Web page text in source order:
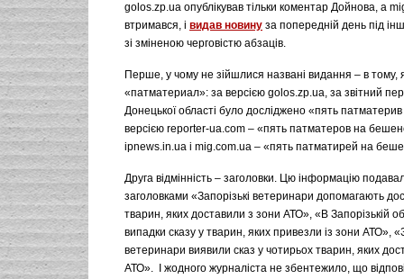
golos.zp.ua опублікував тільки коментар Дойнова, а
втримався, і видав новину за попередній день під
зі зміненою черговістю абзаців.
Перше, у чому не зійшлися названі видання – в тому,
«патматериал»: за версією golos.zp.ua, за звітний
Донецької області було досліджено «пять
версією reporter-ua.com – «пять патматеров на
ipnews.in.ua і mig.com.ua – «пять патматирей на
Друга відмінність – заголовки. Цю інформацію
заголовками «Запорізькі ветеринари допомагають
тварин, яких доставили з зони АТО», «В Запорізькій
випадки сказу у тварин, яких привезли із зони АТО»,
ветеринари виявили сказ у чотирьох тварин, яких
АТО». І жодного журналіста не збентежило, що